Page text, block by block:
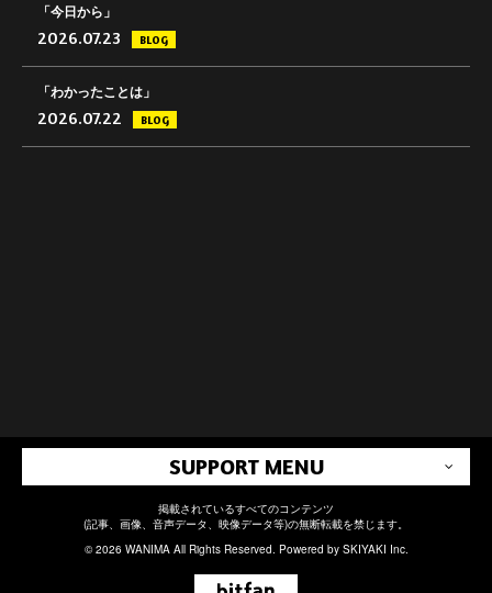
「今日から」
2026.07.23 BLOG
「わかったことは」
2026.07.22 BLOG
SUPPORT MENU
掲載されているすべてのコンテンツ
(記事、画像、音声データ、映像データ等)の無断転載を禁じます。
© 2026 WANIMA All Rights Reserved. Powered by SKIYAKI Inc.